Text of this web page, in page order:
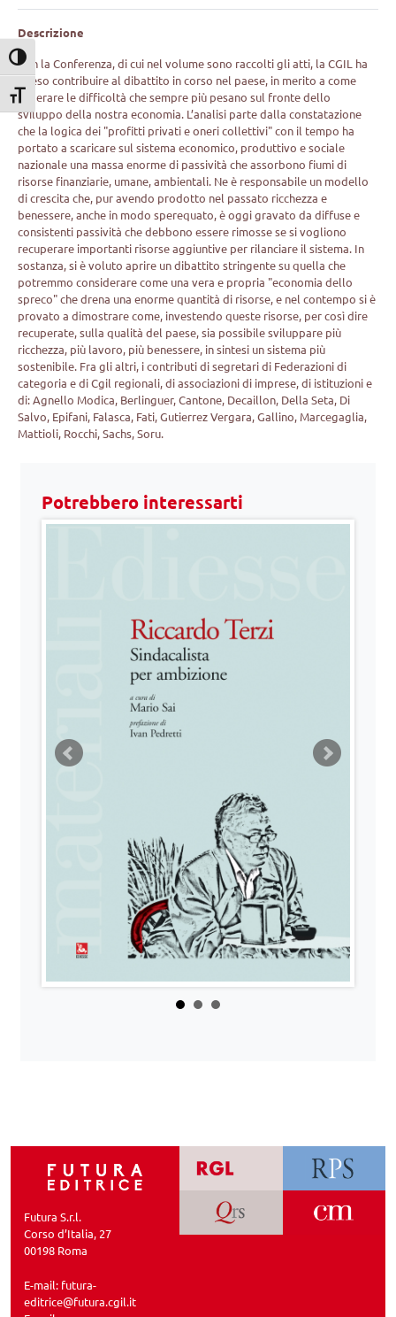
Attiva/disattiva alto contrasto
Attiva/disattiva dimensione testo
Descrizione
Con la Conferenza, di cui nel volume sono raccolti gli atti, la CGIL ha
inteso contribuire al dibattito in corso nel paese, in merito a come
superare le difficoltà che sempre più pesano sul fronte dello
sviluppo della nostra economia. L’analisi parte dalla constatazione
che la logica dei "profitti privati e oneri collettivi" con il tempo ha
portato a scaricare sul sistema economico, produttivo e sociale
nazionale una massa enorme di passività che assorbono fiumi di
risorse finanziarie, umane, ambientali. Ne è responsabile un modello
di crescita che, pur avendo prodotto nel passato ricchezza e
benessere, anche in modo sperequato, è oggi gravato da diffuse e
consistenti passività che debbono essere rimosse se si vogliono
recuperare importanti risorse aggiuntive per rilanciare il sistema. In
sostanza, si è voluto aprire un dibattito stringente su quella che
potremmo considerare come una vera e propria "economia dello
spreco" che drena una enorme quantità di risorse, e nel contempo si è
provato a dimostrare come, investendo queste risorse, per così dire
recuperate, sulla qualità del paese, sia possibile sviluppare più
ricchezza, più lavoro, più benessere, in sintesi un sistema più
sostenibile. Fra gli altri, i contributi di segretari di Federazioni di
categoria e di Cgil regionali, di associazioni di imprese, di istituzioni e
di: Agnello Modica, Berlinguer, Cantone, Decaillon, Della Seta, Di
Salvo, Epifani, Falasca, Fati, Gutierrez Vergara, Gallino, Marcegaglia,
Mattioli, Rocchi, Sachs, Soru.
Potrebbero interessarti
Futura S.r.l.
Corso d’Italia, 27
00198 Roma
E-mail: futura-
editrice@futura.cgil.it